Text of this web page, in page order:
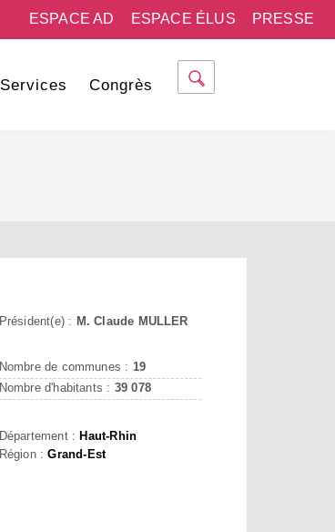
PRESSE
ESPACE ÉLUS
ESPACE AD
Services Congrès
Président(e) : M. Claude MULLER
Nombre de communes : 19
Nombre d'habitants : 39 078
Département : Haut-Rhin
Région :Grand-Est